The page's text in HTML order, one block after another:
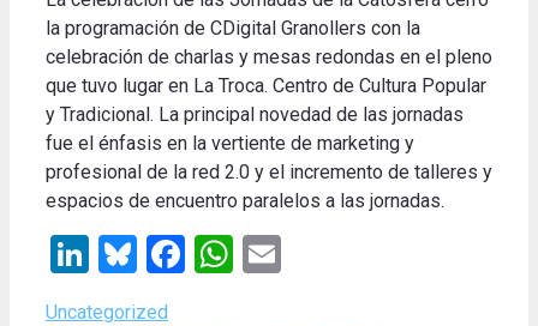
la programación de CDigital Granollers con la
celebración de charlas y mesas redondas en el pleno
que tuvo lugar en La Troca. Centro de Cultura Popular
y Tradicional. La principal novedad de las jornadas
fue el énfasis en la vertiente de marketing y
profesional de la red 2.0 y el incremento de talleres y
espacios de encuentro paralelos a las jornadas.
LinkedIn
Bluesky
Facebook
WhatsApp
Categories
Uncategorized